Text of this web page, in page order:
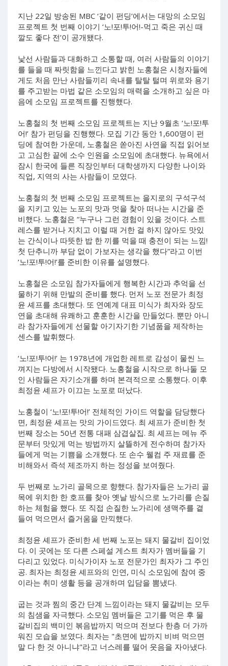
지난 22일 방송된 MBC ‘같이 펀딩’에서는 대망의 소모임
프로젝트 첫 번째 이야기 ‘노!포!투!어!-먹고 죽은 귀신 때
깔도 좋다 전’이 공개됐다.
낯선 사람들과 대화하고 소통할 때, 여러 사람들의 이야기
를 들을 때 짜릿함을 느낀다고 밝힌 노홍철은 시청자들에
게도 처음 만난 사람들끼리 속내를 탈탈 털며 위로와 용기
를 주고받는 마법 같은 소모임의 매력을 소개하고 싶은 마
음에 소모임 프로젝트를 진행했다.
노홍철의 첫 번째 소모임 프로젝트는 지난 9월초 ‘노!포!투
어!’ 참가 펀딩을 진행했다. 모집 기간 동안 1,600명이 펀
딩에 참여한 가운데, 노홍철은 쏟아진 사연을 직접 읽어보
고 고심한 끝에 소수 인원을 소모임에 초대했다. 뉴욕에서
잠시 한국에 들른 직장인부터 대학생까지 다양한 나이와
직업, 지역의 사는 사람들이 모였다.
노홍철의 첫 번째 소모임 프로젝트는 을지로의 구석구석
을 지키고 있는 노포의 맛과 멋을 찾아 떠나는 시간을 준
비했다. 노홍철은 “누구나 그런 경험이 있을 것이다. 스트
레스를 받거나 지치고 이럴 때 거한 걸 하지 않아도 맛있
는 간식이나 따뜻한 밥 한 끼를 먹을 때 충전이 되는 느낌!
첫 단추니까 부담 없이 가보자는 생각을 했다”라고 이번
‘노!포!투!어!’를 준비한 이유를 설명했다.
노홍철은 소모임 참가자들에게 행복한 시간과 추억을 선
물하기 위해 만발의 준비를 했다. 먼저 노포 전문가 최정
윤 셰프를 초대했다. 또 연예계 대표 미식가 최자와 장도
연을 초대해 유쾌하고 훈훈한 시간을 만들었다. 뿐만 아니
라 참가자들에게 선물할 아기자기한 기념품을 제작하는
센스를 발휘했다.
‘노!포!투!어!’ 는 1978년에 개업한 레트로 감성이 물씬 느
껴지는 다방에서 시작됐다. 노홍철을 시작으로 하나둘 모
인 사람들은 자기소개를 하며 본격적으로 소통했다. 이후
최정윤 셰프가 이끄는 노포로 떠났다.
노홍철이 ‘노!포!투!어!’ 전체적인 가이드 역할을 담당했다
면, 최정윤 셰프는 맛의 가이드였다. 최 셰프가 준비한 첫
번째 장소는 50년 전통 대패 삼겹살집. 최 셰프는 메뉴 주
문부터 맛있게 먹는 방법까지 살뜰하게 전수하며 참가자
들에게 먹는 기쁨을 소개했다. 또 손수 웰컴 주 재료를 준
비해와서 즉석 제조까지 하는 정성을 보여줬다.
두 번째로 노가리 골목으로 향했다. 참가자들은 노가리 골
목에 위치한 한 호프를 찾아 옛날 방식으로 노가리를 손질
하는 체험을 했다. 또 직접 손질한 노가리에 생맥주를 곁
들여 먹으면서 즐거움을 만끽했다.
최정윤 셰프가 준비한 세 번째 노포는 돼지 물갈비 집이었
다. 이 곳에는 또 다른 스페설 게스트 최자가 멤버들을 기
다리고 있었다. 미식가이자 노포 전문가인 최자가 그 주인
공. 최자는 최정윤 셰프와의 인연, 미식 소모임에 참여 중
이라는 취미 생활 등을 공개하며 입담을 뽐냈다.
굽는 것과 찜의 중간 단계 느낌이라는 돼지 물갈비는 모두
의 침샘을 자극했다. 소모임 멤버들은 고기를 먹은 후 물
갈비집의 백미인 볶음밥까지 먹으며 전보다 한층 더 가까
워진 모습을 보였다. 최자는 "초면에 밥까지 비벼 먹으면
말 다 한 것 아니냐"라고 너스레를 떨어 웃음을 자아냈다.